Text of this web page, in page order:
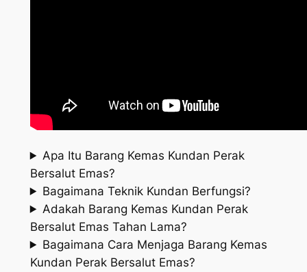
Apa Itu Barang Kemas Kundan Perak
Bersalut Emas?
Bagaimana Teknik Kundan Berfungsi?
Adakah Barang Kemas Kundan Perak
Bersalut Emas Tahan Lama?
Bagaimana Cara Menjaga Barang Kemas
Kundan Perak Bersalut Emas?